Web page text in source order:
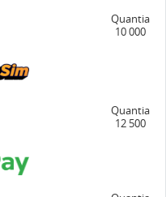
Quantia
10 000
Quantia
12 500